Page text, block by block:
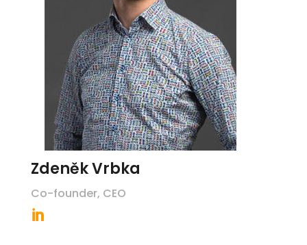
Zdeněk Vrbka
Co-founder, CEO
